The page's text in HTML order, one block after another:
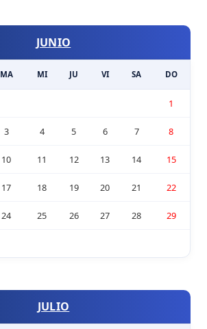
JUNIO
MA MI JU VI SA DO
1
3 4 5 6 7 8
10 11 12 13 14 15
17 18 19 20 21 22
24 25 26 27 28 29
JULIO